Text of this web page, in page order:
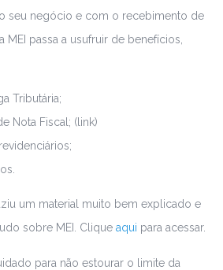
seu negócio e com o recebimento de
MEI passa a usufruir de benefícios,
Tributária;
Nota Fiscal; (link)
um material muito bem explicado e
sobre MEI. Clique aqui para acessar.
para não estourar o limite da